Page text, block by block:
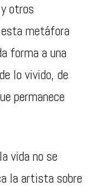
otros
metáfora
forma a una
lo vivido, de
permanece
vida no se
la artista sobre